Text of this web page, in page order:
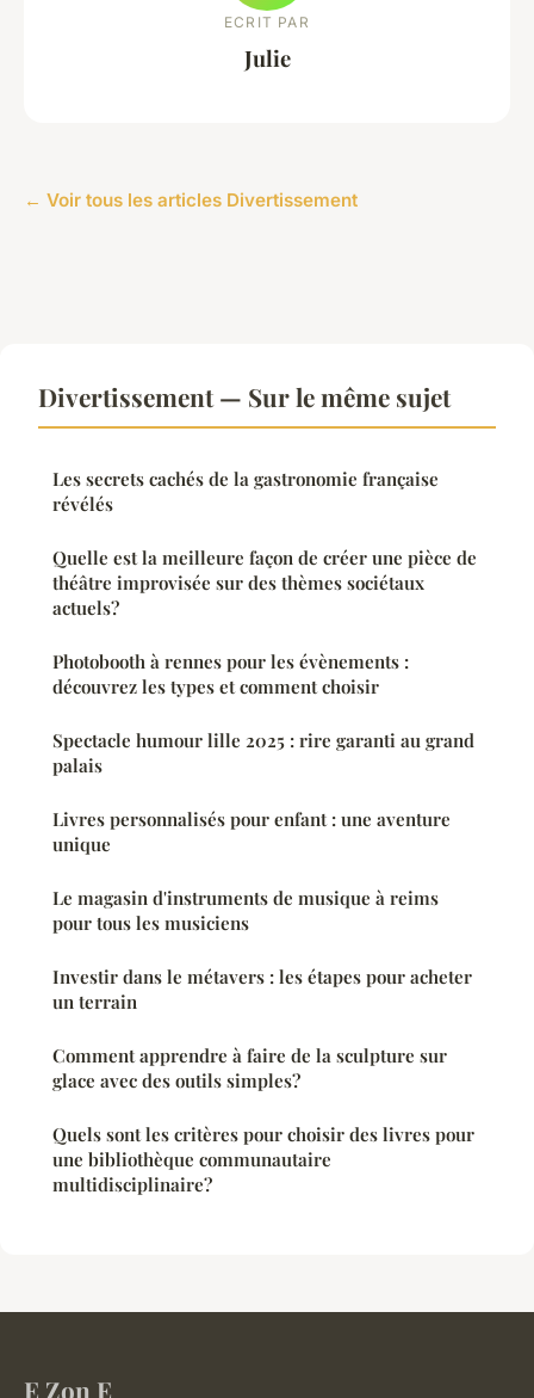
ECRIT PAR
Julie
← Voir tous les articles Divertissement
Divertissement — Sur le même sujet
Les secrets cachés de la gastronomie française
révélés
Quelle est la meilleure façon de créer une pièce de
théâtre improvisée sur des thèmes sociétaux
actuels?
Photobooth à rennes pour les évènements :
découvrez les types et comment choisir
Spectacle humour lille 2025 : rire garanti au grand
palais
Livres personnalisés pour enfant : une aventure
unique
Le magasin d'instruments de musique à reims
pour tous les musiciens
Investir dans le métavers : les étapes pour acheter
un terrain
Comment apprendre à faire de la sculpture sur
glace avec des outils simples?
Quels sont les critères pour choisir des livres pour
une bibliothèque communautaire
multidisciplinaire?
E Zon E